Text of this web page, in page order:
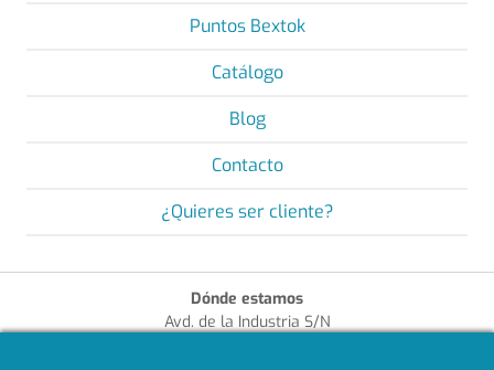
Puntos Bextok
Catálogo
Blog
Contacto
¿Quieres ser cliente?
Dónde estamos
Avd. de la Industria S/N